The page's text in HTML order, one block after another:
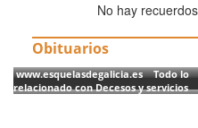
No hay
Obituarios
www.esquelasdegalicia.es Todo lo
relacionado con Decesos y servicios